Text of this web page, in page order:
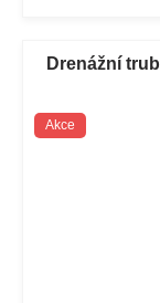
Drenážní
Akce